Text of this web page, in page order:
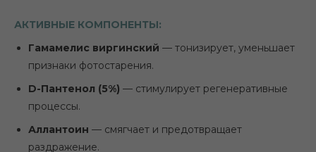
АКТИВНЫЕ КОМПОНЕНТЫ:
Гамамелис виргинский — тонизирует, уменьшает
признаки фотостарения.
D-Пантенол (5%) — стимулирует регенеративные
процессы.
Аллантоин — смягчает и предотвращает
раздражение.